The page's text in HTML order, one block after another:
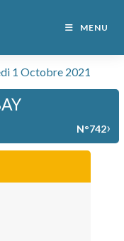
MENU
1 Octobre 2021
N°742›